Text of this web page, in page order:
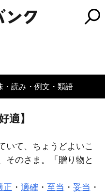
・読み・例文・類語
適】
いて、ちょうどよいこ
そのさま。「贈り物と
正 ・ 適確 ・ 至当 ・ 妥当 ・